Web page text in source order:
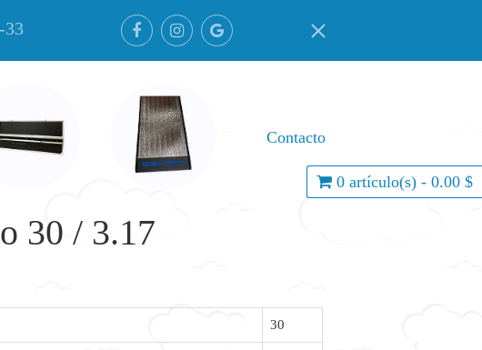
33
Contacto
0 artículo(s) - 0.00 $
30 / 3.17
30